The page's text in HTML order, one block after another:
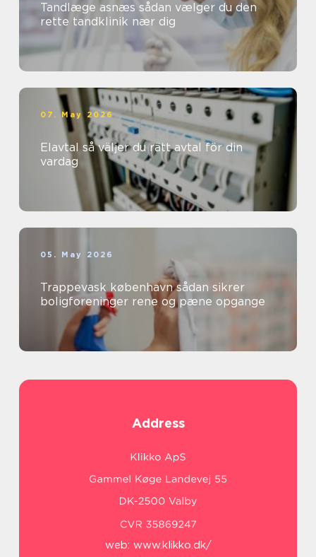
Tandlæge asnæs sådan vælger du den
rette tandklinik nær dig
07. May 2026
Elavtal så väljer du rätt avtal för din
vardag
05. May 2026
Trappevask københavn sådan sikrer
boligforeninger rene og pæne opgange
Address
web: www.klikko.dk/